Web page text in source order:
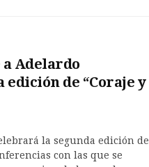
a Adelardo
edición de “Coraje y
la segunda edición de
con las que se